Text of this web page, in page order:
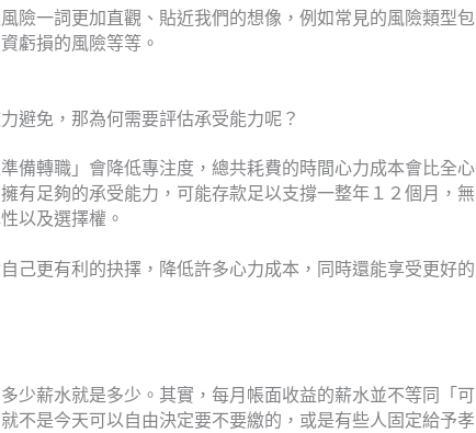
險一詞更加直觀、貼近我們的想像，例如常見的風險類型包
虧損的風險等等。
避免，那為何需要評估承受能力呢？
備轉職」會降低專注度，總共耗費的時間心力成本會比全心
有足夠的承受能力，可能存款足以支撐一整年１２個月，無
以及選擇權。
己更有利的抉擇，降低許多心力成本，同時還能享受更好的
少薪水就是多少。其實，每月帳面收益的薪水並不等同「可
不是今天可以自由決定要不要繳的，或是有些人固定給予孝